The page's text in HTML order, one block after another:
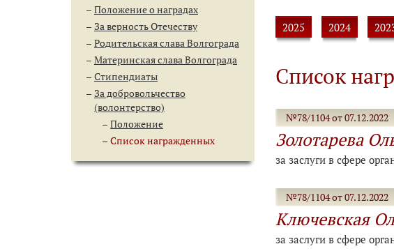
Положение о наградах
За верность Отечеству
Родительская слава Волгограда
Материнская слава Волгограда
Стипендиаты
За добровольчество
(волонтерство)
Положение
Список награжденных
2025 2024
Список
№78/1104 от 07.12.2022
Золотарева
за заслуги в сфере
№78/1104 от 07.12.2022
Ключевская
за заслуги в сфере